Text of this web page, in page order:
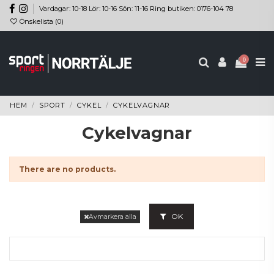
Vardagar: 10-18 Lör: 10-16 Sön: 11-16 Ring butiken: 0176-104 78
Önskelista (0)
0
HEM SPORT CYKEL CYKELVAGNAR
Cykelvagnar
There are no products.
Avmarkera alla OK